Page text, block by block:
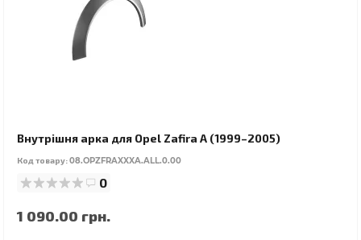
Внутрішня арка для Opel Zafira A (1999–2005)
Код товару:08.OPZFRAXXXA.ALL.0.00
0
1 090.00 грн.